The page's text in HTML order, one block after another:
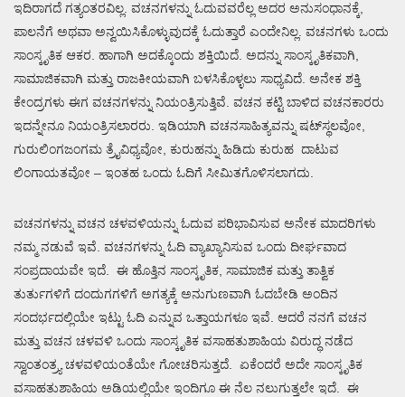
ಇದಿರಾಗದೆ ಗತ್ಯಂತರವಿಲ್ಲ. ವಚನಗಳನ್ನು ಓದುವವರೆಲ್ಲ ಅದರ ಅನುಸಂಧಾನಕ್ಕೆ,
ಪಾಲನೆಗೆ ಅಥವಾ ಅನ್ವಯಿಸಿಕೊಳ್ಳುವುದಕ್ಕೆ ಓದುತ್ತಾರೆ ಎಂದೇನಿಲ್ಲ. ವಚನಗಳು ಒಂದು
ಸಾಂಸ್ಕೃತಿಕ ಆಕರ. ಹಾಗಾಗಿ ಅದಕ್ಕೊಂದು ಶಕ್ತಿಯಿದೆ. ಅದನ್ನು ಸಾಂಸ್ಕೃತಿಕವಾಗಿ,
ಸಾಮಾಜಿಕವಾಗಿ ಮತ್ತು ರಾಜಕೀಯವಾಗಿ ಬಳಸಿಕೊಳ್ಳಲು ಸಾಧ್ಯವಿದೆ. ಅನೇಕ ಶಕ್ತಿ
ಕೇಂದ್ರಗಳು ಈಗ ವಚನಗಳನ್ನು ನಿಯಂತ್ರಿಸುತ್ತಿವೆ. ವಚನ ಕಟ್ಟಿ ಬಾಳಿದ ವಚನಕಾರರು
ಇದನ್ನೇನೂ ನಿಯಂತ್ರಿಸಲಾರರು. ಇಡಿಯಾಗಿ ವಚನಸಾಹಿತ್ಯವನ್ನು ಷಟ್‍ಸ್ಥಲವೋ,
ಗುರುಲಿಂಗಜಂಗಮ ತ್ರೈವಿಧ್ಯವೋ, ಕುರುಹನ್ನು ಹಿಡಿದು ಕುರುಹ ದಾಟುವ
ಲಿಂಗಾಯತವೋ – ಇಂತಹ ಒಂದು ಓದಿಗೆ ಸೀಮಿತಗೊಳಿಸಲಾಗದು.
ವಚನಗಳನ್ನು ವಚನ ಚಳವಳಿಯನ್ನು ಓದುವ ಪರಿಭಾವಿಸುವ ಅನೇಕ ಮಾದರಿಗಳು
ನಮ್ಮ ನಡುವೆ ಇವೆ. ವಚನಗಳನ್ನು ಓದಿ ವ್ಯಾಖ್ಯಾನಿಸುವ ಒಂದು ದೀರ್ಘವಾದ
ಸಂಪ್ರದಾಯವೇ ಇದೆ. ಈ ಹೊತ್ತಿನ ಸಾಂಸ್ಕೃತಿಕ, ಸಾಮಾಜಿಕ ಮತ್ತು ತಾತ್ವಿಕ
ತುರ್ತುಗಳಿಗೆ ದಂದುಗಗಳಿಗೆ ಅಗತ್ಯಕ್ಕೆ ಅನುಗುಣವಾಗಿ ಓದಬೇಡಿ ಅಂದಿನ
ಸಂದರ್ಭದಲ್ಲಿಯೇ ಇಟ್ಟು ಓದಿ ಎನ್ನುವ ಒತ್ತಾಯಗಳೂ ಇವೆ. ಆದರೆ ನನಗೆ ವಚನ
ಮತ್ತು ವಚನ ಚಳವಳಿ ಒಂದು ಸಾಂಸ್ಕೃತಿಕ ವಸಾಹತುಶಾಹಿಯ ವಿರುದ್ಧ ನಡೆದ
ಸ್ವಾಂತಂತ್ರ್ಯ ಚಳವಳಿಯಂತೆಯೇ ಗೋಚರಿಸುತ್ತದೆ. ಏಕೆಂದರೆ ಅದೇ ಸಾಂಸ್ಕೃತಿಕ
ವಸಾಹತುಶಾಹಿಯ ಅಡಿಯಲ್ಲಿಯೇ ಇಂದಿಗೂ ಈ ನೆಲ ನಲುಗುತ್ತಲೇ ಇದೆ. ಈ